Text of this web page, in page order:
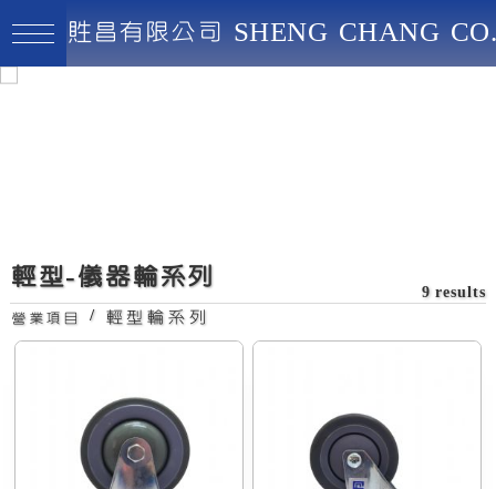
輕型-儀器輪系列
9 results
營業項目 / 輕型輪系列
貹昌有限公司 SHENG CHANG